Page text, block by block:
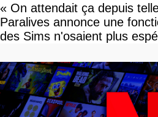
« On attendait ça depuis
Paralives annonce une
des Sims n'osaient plus